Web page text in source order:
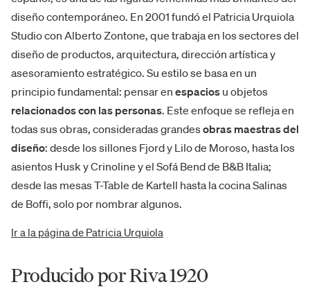
diseño contemporáneo. En 2001 fundó el Patricia Urquiola
Studio con Alberto Zontone, que trabaja en los sectores del
diseño de productos, arquitectura, dirección artística y
asesoramiento estratégico. Su estilo se basa en un
principio fundamental: pensar en espacios u objetos
relacionadoscon las personas. Este enfoque se refleja en
todas sus obras, consideradas grandesobras maestras del
diseño: desde los sillones Fjord y Lilo de Moroso, hasta los
asientos Husk y Crinoline y el Sofá Bend de B&B Italia;
desde las mesas T-Table de Kartell hasta la cocina Salinas
de Boffi, solo por nombrar algunos.
Ir a la página de Patricia Urquiola
Producido por Riva 1920